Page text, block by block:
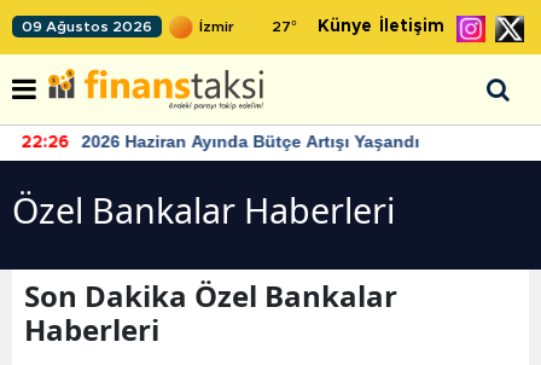
09 Ağustos 2026 27° Künye İletişim
22:26 2026 Haziran Ayında Bütçe Artışı Yaşandı
Özel Bankalar Haberleri
Son Dakika Özel Bankalar
Haberleri